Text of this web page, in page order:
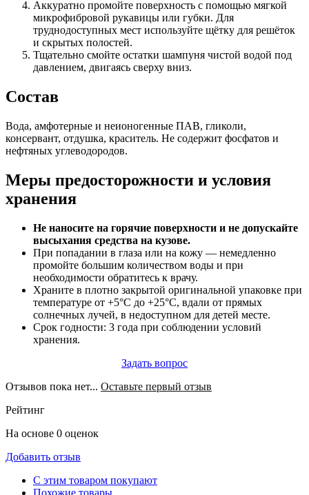
Аккуратно промойте поверхность с помощью мягкой
микрофибровой рукавицы или губки. Для
труднодоступных мест используйте щётку для решёток
и скрытых полостей.
Тщательно смойте остатки шампуня чистой водой под
давлением, двигаясь сверху вниз.
Состав
Вода, амфотерные и неионогенные ПАВ, гликоли,
консервант, отдушка, краситель. Не содержит фосфатов и
нефтяных углеводородов.
Меры предосторожности и условия
хранения
Не наносите на горячие поверхности и не допускайте
высыхания средства на кузове.
При попадании в глаза или на кожу — немедленно
промойте большим количеством воды и при
необходимости обратитесь к врачу.
Храните в плотно закрытой оригинальной упаковке при
температуре от +5°C до +25°C, вдали от прямых
солнечных лучей, в недоступном для детей месте.
Срок годности: 3 года при соблюдении условий
хранения.
Задать вопрос
Отзывов пока нет... Оставьте первый отзыв
Рейтинг
На основе 0 оценок
Добавить отзыв
С этим товаром покупают
Похожие товары